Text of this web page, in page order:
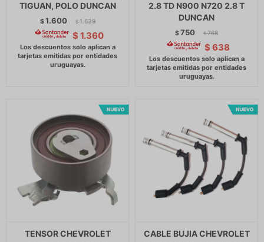
TIGUAN, POLO DUNCAN
$1.600 $ 1.639
$ 1.360
2.8 TD N900 N720 2.8 T
DUNCAN
$750 $ 768
$ 638
TENSOR CHEVROLET
CABLE BUJIA CHEVROLET